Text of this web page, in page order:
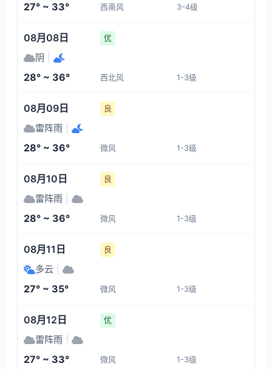
23:00
29°
1-3
17:00 19:00
32°
1-3
29°
1-3
03:00
28°
04:00
28°
1-3
27° ~ 33° 西南风 3-4级
08月08日 优
阴
28° ~ 36° 西北风 1-3级
08月09日 良
雷阵雨
28° ~ 36° 微风 1-3级
08月10日 良
雷阵雨
28° ~ 36° 微风 1-3级
08月11日 良
多云
27° ~ 35° 微风 1-3级
08月12日 优
雷阵雨
27° ~ 33° 微风 1-3级